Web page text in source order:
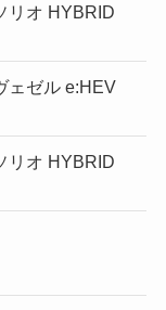
リオ HYBRID
ェゼル e:HEV
リオ HYBRID